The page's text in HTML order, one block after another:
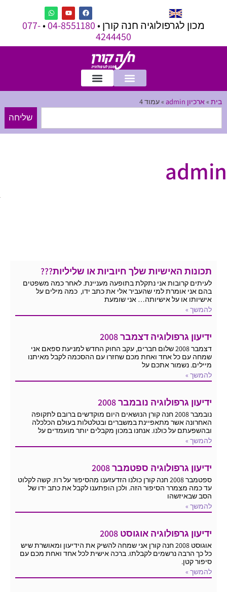
מכון לגרפולוגיה חנה קורן •04-8551180
•
077-
4244450
בית » ארכיון admin »עמוד 4
שליחה
admin
תכונות האישיות שלך חיוביות או שליליות???
לעיתים קרובות אני נתקלת בתופעה מעניינת. לאחר כמה משפטים
בהם אני אומרת למי שהעביר אלי את כתב ידו, כמה מילים על
אישיותו או על אישיותה… אני שומעת
להמשך »
ידיעון גרפולוגיה דצמבר 2008
דצמבר 2008 שלום חברים, עקב החוק החדש למניעת ספאם אני
שמחה עם כל אחד ואחת מכם שחזרו עם ההסכמה לקבל מאיתנו
מיילים. נשמור אתכם על
להמשך »
ידיעון גרפולוגיה נובמבר 2008
נובמבר 2008 חנה קורן הנושאים היום מוקדשים ברובם לתקופה
האחרונה אשר מתאפיינת במשברים ובטלטלות בעולם הכלכלה
ובהשפעתם על כולנו. אנחנו במכון מקבלים יותר מועמדים על
להמשך »
ידיעון גרפולוגיה ספטמבר 2008
ספטמבר 2008 חנה קורן כולנו הזדעזענו מהסיפור על רוז. קשה לקלוט
עד כמה מצמרר הסיפור הזה. ולכן הופתענו לקבל את כתב ידו של
הסב שבאיזשהו
להמשך »
ידיעון גרפולוגיה אוגוסט 2008
אוגוסט 2008 חנה קורן אני שמחה להשיק את הידיעון ומאושרת שיש
כל כך הרבה נרשמים לקבלתו. ברכה אישית לכל אחד ואחת מכם עם
סיפור קטן.
להמשך »